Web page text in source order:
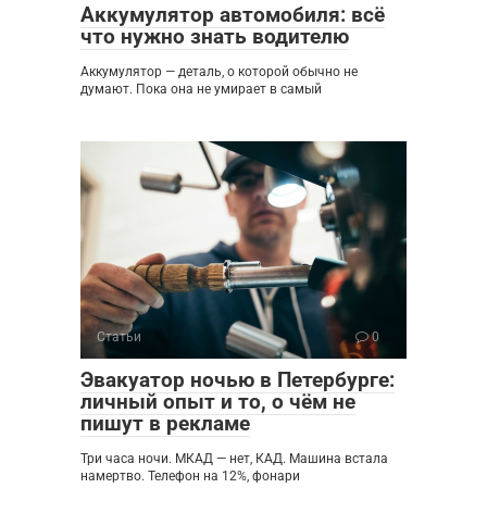
Аккумулятор автомобиля: всё
что нужно знать водителю
Аккумулятор — деталь, о которой обычно не
думают. Пока она не умирает в самый
Статьи 0
Эвакуатор ночью в Петербурге:
личный опыт и то, о чём не
пишут в рекламе
Три часа ночи. МКАД — нет, КАД. Машина встала
намертво. Телефон на 12%, фонари